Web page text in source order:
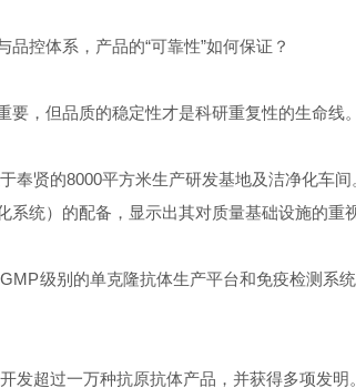
品控体系，产品的“可靠性”如何保证？
要，但品质的稳定性才是科研重复性的生命线
奉贤的8000平方米生产研发基地及洁净化车
系统）的配备，显示出其对质量基础设施的重视
级别的单克隆抗体生产平台和免疫检测系
发超过一万种抗原抗体产品，并获得多项发